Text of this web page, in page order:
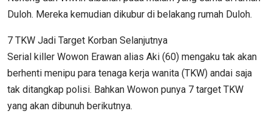
Duloh. Mereka kemudian dikubur di belakang rumah Duloh.
7 TKW Jadi Target Korban Selanjutnya
Serial killer Wowon Erawan alias Aki (60) mengaku tak akan
berhenti menipu para tenaga kerja wanita (TKW) andai saja
tak ditangkap polisi. Bahkan Wowon punya 7 target TKW
yang akan dibunuh berikutnya.